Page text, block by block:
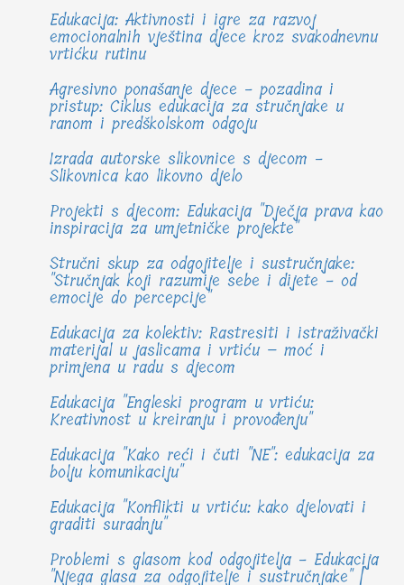
Edukacija: Aktivnosti i igre za razvoj
emocionalnih vještina djece kroz svakodnevnu
vrtićku rutinu
Agresivno ponašanje djece - pozadina i
pristup: Ciklus edukacija za stručnjake u
ranom i predškolskom odgoju
Izrada autorske slikovnice s djecom -
Slikovnica kao likovno djelo
Projekti s djecom: Edukacija "Dječja prava kao
inspiracija za umjetničke projekte"
Stručni skup za odgojitelje i sustručnjake:
"Stručnjak koji razumije sebe i dijete - od
emocije do percepcije"
Edukacija za kolektiv: Rastresiti i istraživački
materijal u jaslicama i vrtiću – moć i
primjena u radu s djecom
Edukacija "Engleski program u vrtiću:
Kreativnost u kreiranju i provođenju"
Edukacija "Kako reći i čuti "NE": edukacija za
bolju komunikaciju"
Edukacija "Konflikti u vrtiću: kako djelovati i
graditi suradnju"
Problemi s glasom kod odgojitelja - Edukacija
"Njega glasa za odgojitelje i sustručnjake" |